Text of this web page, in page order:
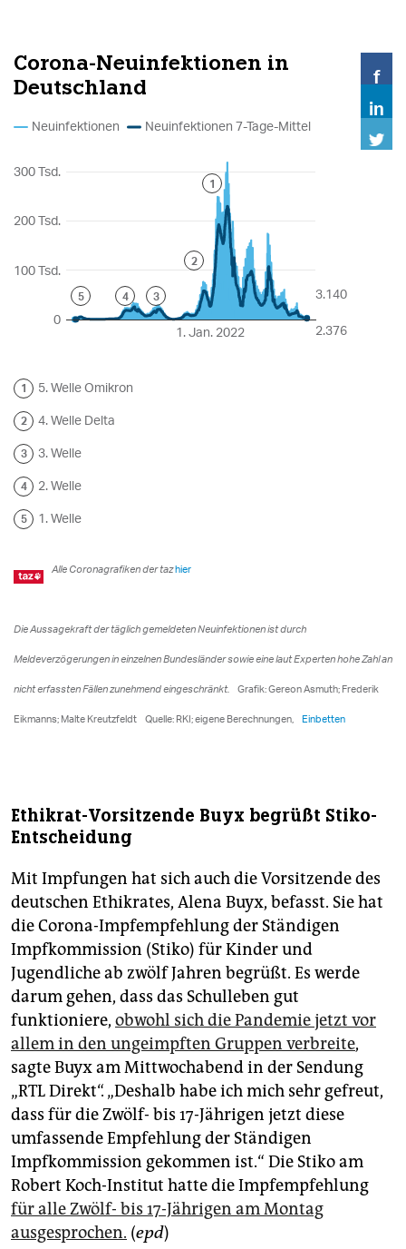
Ethikrat-Vorsitzende Buyx begrüßt Stiko-
Entscheidung
Mit Impfungen hat sich auch die Vorsitzende des
deutschen Ethikrates, Alena Buyx, befasst. Sie hat
die Corona-Impfempfehlung der Ständigen
Impfkommission (Stiko) für Kinder und
Jugendliche ab zwölf Jahren begrüßt. Es werde
darum gehen, dass das Schulleben gut
funktioniere, obwohl sich die Pandemie jetzt vor
allem in den ungeimpften Gruppen verbreite,
sagte Buyx am Mittwochabend in der Sendung
„RTL Direkt“. „Deshalb habe ich mich sehr gefreut,
dass für die Zwölf- bis 17-Jährigen jetzt diese
umfassende Empfehlung der Ständigen
Impfkommission gekommen ist.“ Die Stiko am
Robert Koch-Institut hatte die Impfempfehlung
für alle Zwölf- bis 17-Jährigen am Montag
ausgesprochen. (epd)